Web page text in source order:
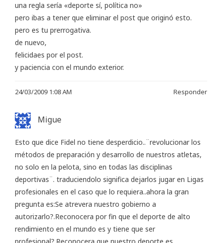
una regla sería «deporte sí, política no»
pero ibas a tener que eliminar el post que originó esto.
pero es tu prerrogativa.
de nuevo,
felicidaes por el post.
y paciencia con el mundo exterior.
24/03/2009 1:08 AM Responder
Migue
Esto que dice Fidel no tiene desperdicio..¨revolucionar los
métodos de preparación y desarrollo de nuestros atletas,
no solo en la pelota, sino en todas las disciplinas
deportivas¨. traduciendolo significa dejarlos jugar en Ligas
profesionales en el caso que lo requiera..ahora la gran
pregunta es:Se atrevera nuestro gobierno a
autorizarlo?.Reconocera por fin que el deporte de alto
rendimiento en el mundo es y tiene que ser